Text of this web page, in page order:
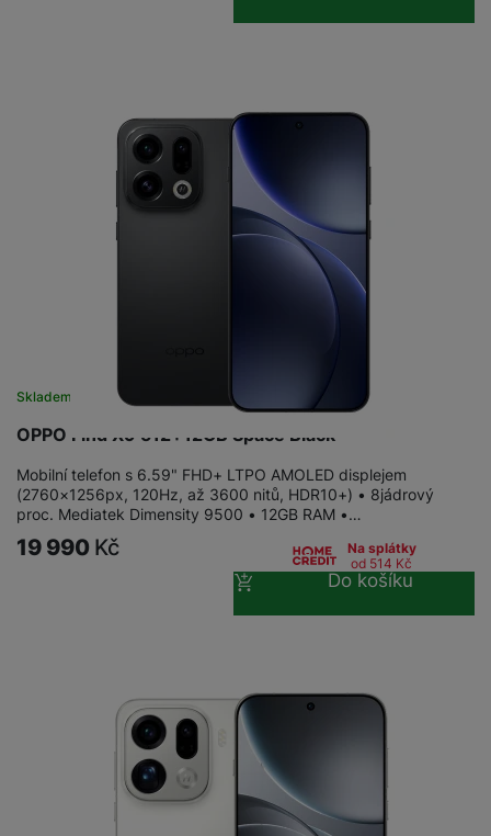
OPPO Find X9 512+12GB Space Black
Skladem na prodejně na 5 prodejnách
Mobilní telefon s 6.59" FHD+ LTPO AMOLED displejem
(2760×1256px, 120Hz, až 3600 nitů, HDR10+) • 8jádrový
proc. Mediatek Dimensity 9500 • 12GB RAM •…
19 990 Kč
Na splátky
od 514 Kč
Do košíku